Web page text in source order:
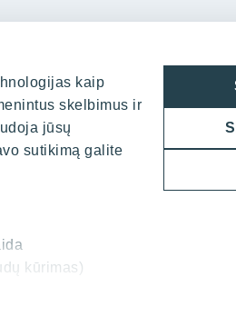
kaip
skelbimus ir
jūsų
sutikimą galite
kūrimas)
Vilniuje
g. 7, LT-05132